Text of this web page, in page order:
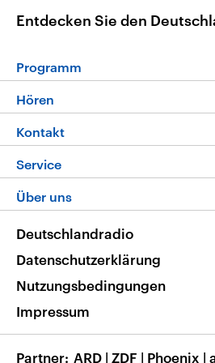
Entdecken Sie den
Programm
Programm
Die Nachrichten
Nachrichtenleicht
Neue Beiträge auf dlf.de
Hören
Livestream
Podcasts
Deutschlandfunk App
Nachrichten App
Frequenzen
Kontakt
Hörerservice
Service
FAQ
Veranstaltungen
Musikliste
RSS
Über uns
Barrierefreiheit
Deutschlandradio
Datenschutzerklärung
Nutzungsbedingungen
Impressum
Partner ARD | ZDF | Phoenix |